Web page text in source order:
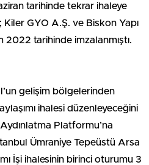
tarihinde tekrar ihaleye
Kiler GYO A.Ş. ve Biskon Yapı
2022 tarihinde imzalanmıştı.
gelişim bölgelerinden
ihalesi düzenleyeceğini
Platformu’na
Ümraniye Tepeüstü Arsa
İşi ihalesinin birinci oturumu 3